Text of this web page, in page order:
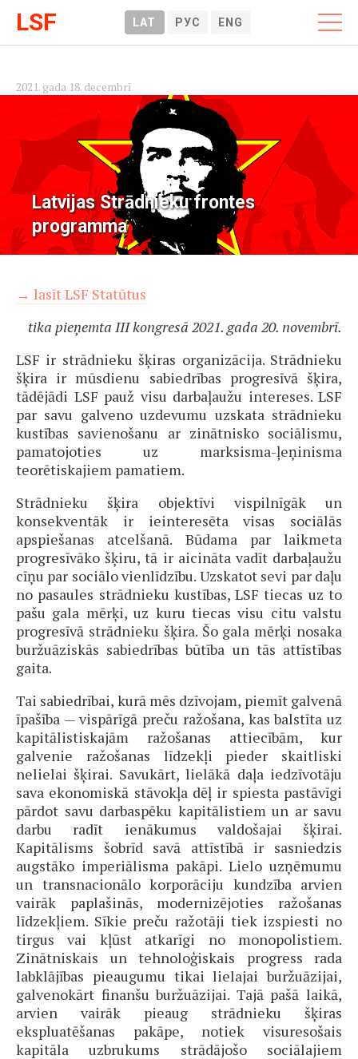
LSF LAT РУС ENG
2021. gada 18. decembrī
Latvijas Strādnieku frontes
programma
→ lasīt LSF Statūtus
tika pieņemta III kongresā 2021. gada 20. novembrī.
LSF ir strādnieku šķiras organizācija. Strādnieku
šķira ir mūsdienu sabiedrības progresīvā šķira,
tādējādi LSF pauž visu darbaļaužu intereses. LSF
par savu galveno uzdevumu uzskata strādnieku
kustības savienošanu ar zinātnisko sociālismu,
pamatojoties uz marksisma-ļeņinisma
teorētiskajiem pamatiem.
Strādnieku šķira objektīvi vispilnīgāk un
konsekventāk ir ieinteresēta visas sociālās
apspiešanas atcelšanā. Būdama par laikmeta
progresīvāko šķiru, tā ir aicināta vadīt darbaļaužu
cīņu par sociālo vienlīdzību. Uzskatot sevi par daļu
no pasaules strādnieku kustības, LSF tiecas uz to
pašu gala mērķi, uz kuru tiecas visu citu valstu
progresīvā strādnieku šķira. Šo gala mērķi nosaka
buržuāziskās sabiedrības būtība un tās attīstības
gaita.
Tai sabiedrībai, kurā mēs dzīvojam, piemīt galvenā
īpašība — vispārīgā preču ražošana, kas balstīta uz
kapitālistiskajām ražošanas attiecībām, kur
galvenie ražošanas līdzekļi pieder skaitliski
nelielai šķirai. Savukārt, lielākā daļa iedzīvotāju
sava ekonomiskā stāvokļa dēļ ir spiesta pastāvīgi
pārdot savu darbaspēku kapitālistiem un ar savu
darbu radīt ienākumus valdošajai šķirai.
Kapitālisms šobrīd savā attīstībā ir sasniedzis
augstāko imperiālisma pakāpi. Lielo uzņēmumu
un transnacionālo korporāciju kundzība arvien
vairāk paplašinās, modernizējoties ražošanas
līdzekļiem. Sīkie preču ražotāji tiek izspiesti no
tirgus vai kļūst atkarīgi no monopolistiem.
Zinātniskais un tehnoloģiskais progress rada
labklājības pieaugumu tikai lielajai buržuāzijai,
galvenokārt finanšu buržuāzijai. Tajā pašā laikā,
arvien vairāk pieaug strādnieku šķiras
ekspluatēšanas pakāpe, notiek visuresošais
kapitāla uzbrukums strādājošo sociālajiem